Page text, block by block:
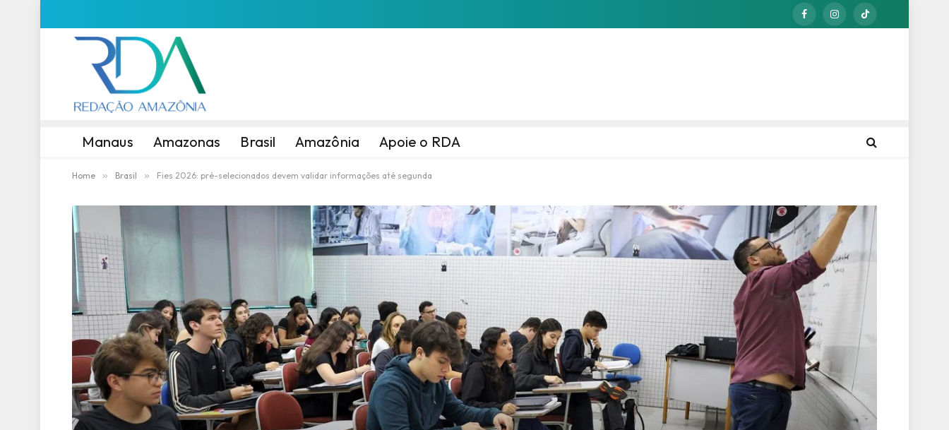
FacebookInstagramTikTok
Manaus Amazonas Brasil Amazônia Apoie o RDA
Home » Brasil » Fies 2026: pré-selecionados devem validar informações até segunda